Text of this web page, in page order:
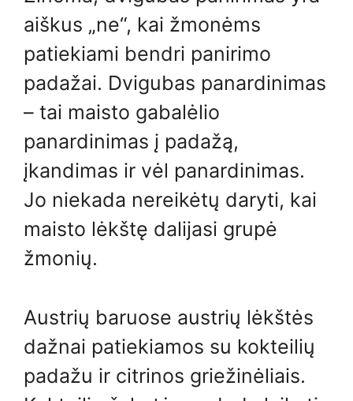
aiškus „ne“, kai žmonėms
patiekiami bendri panirimo
padažai. Dvigubas panardinimas
– tai maisto gabalėlio
panardinimas į padažą,
įkandimas ir vėl panardinimas.
Jo niekada nereikėtų daryti, kai
maisto lėkštę dalijasi grupė
žmonių.
Austrių baruose austrių lėkštės
dažnai patiekiamos su kokteilių
padažu ir citrinos griežinėliais.